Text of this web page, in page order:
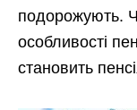
подорожують.
особливості
становить